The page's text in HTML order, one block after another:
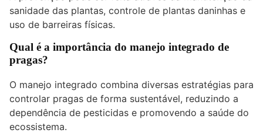
sanidade das plantas, controle de plantas daninhas e
uso de barreiras físicas.
Qual é a importância do manejo integrado de
pragas?
O manejo integrado combina diversas estratégias para
controlar pragas de forma sustentável, reduzindo a
dependência de pesticidas e promovendo a saúde do
ecossistema.